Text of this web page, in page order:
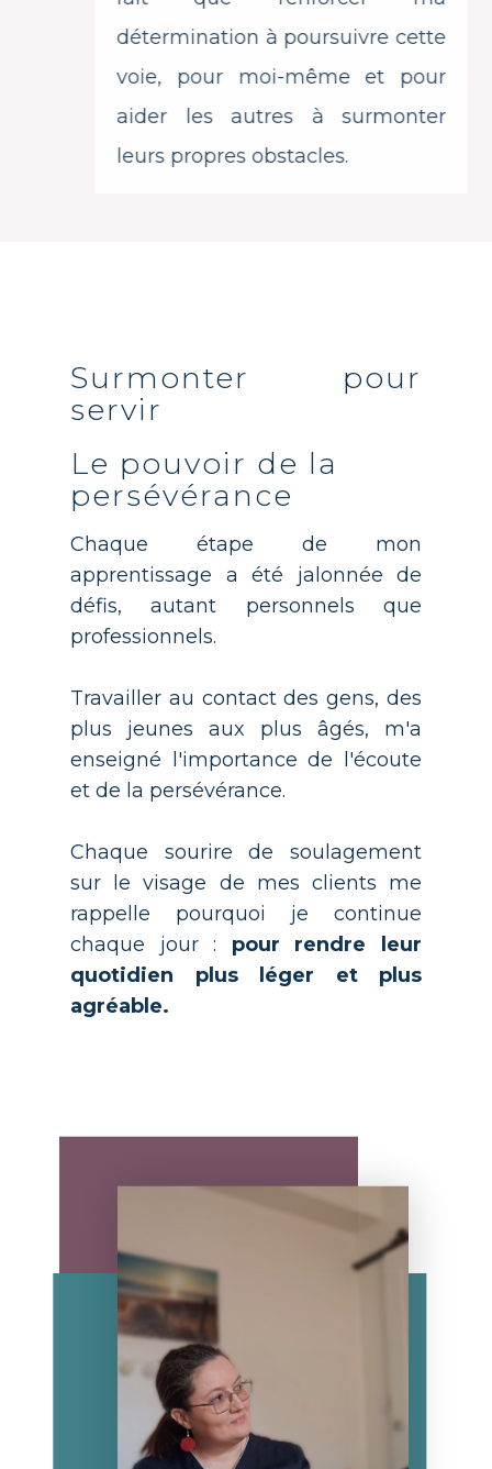
détermination à poursuivre cette
voie, pour moi-même et pour
aider les autres à surmonter
leurs propres obstacles.
Surmonter pour
servir
Le pouvoir de la
persévérance
Chaque étape de mon
apprentissage a été jalonnée de
défis, autant personnels que
professionnels.
Travailler au contact des gens, des
plus jeunes aux plus âgés, m'a
enseigné l'importance de l'écoute
et de la persévérance.
Chaque sourire de soulagement
sur le visage de mes clients me
rappelle pourquoi je continue
chaque jour : pour rendre leur
quotidien plus léger et plus
agréable.